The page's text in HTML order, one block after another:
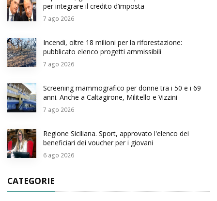
per integrare il credito d’imposta
7 ago 2026
Incendi, oltre 18 milioni per la riforestazione:
pubblicato elenco progetti ammissibili
7 ago 2026
Screening mammografico per donne tra i 50 e i 69
anni. Anche a Caltagirone, Militello e Vizzini
7 ago 2026
Regione Siciliana. Sport, approvato l'elenco dei
beneficiari dei voucher per i giovani
6 ago 2026
CATEGORIE